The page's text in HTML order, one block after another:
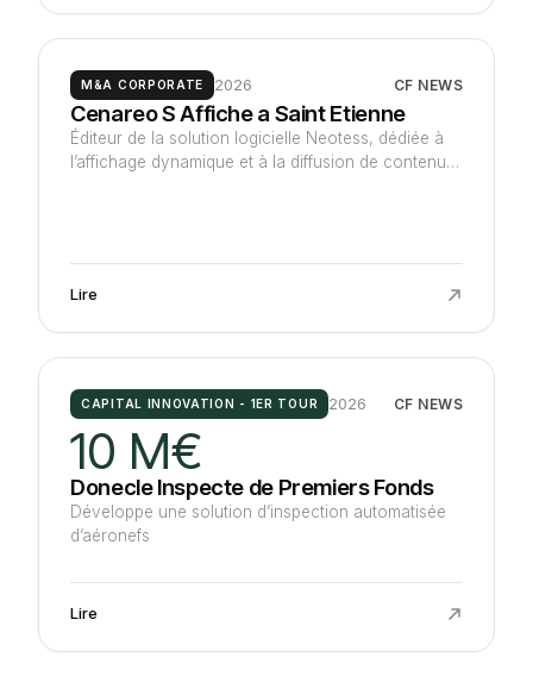
M&A CORPORATE 2026 CF NEWS
Cenareo S Affiche a Saint Etienne
Éditeur de la solution logicielle Neotess, dédiée à
l’affichage dynamique et à la diffusion de contenus
Lire
CAPITAL INNOVATION - 1ER TOUR 2026 CF NEWS
10 M€
Donecle Inspecte de Premiers Fonds
Développe une solution d’inspection automatisée
d’aéronefs
Lire